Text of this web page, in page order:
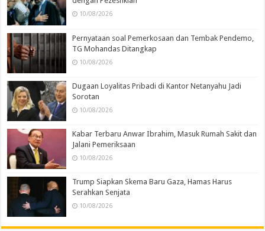
10/08/2026
Pernyataan soal Pemerkosaan dan Tembak Pendemo,
TG Mohandas Ditangkap
10/08/2026
Dugaan Loyalitas Pribadi di Kantor Netanyahu Jadi
Sorotan
10/08/2026
Kabar Terbaru Anwar Ibrahim, Masuk Rumah Sakit dan
Jalani Pemeriksaan
10/08/2026
Trump Siapkan Skema Baru Gaza, Hamas Harus
Serahkan Senjata
10/08/2026